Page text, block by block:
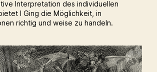
Interpretation des individuellen
I Ging die Möglichkeit, in
richtig und weise zu handeln.